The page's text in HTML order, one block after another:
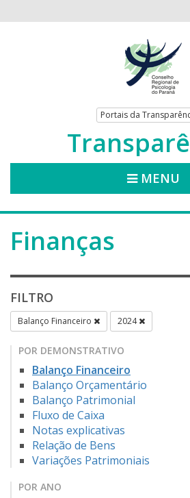
Portais da
MENU
Finanças
FILTRO
Balanço Financeiro 2024
POR DEMONSTRATIVO
Balanço Financeiro
Balanço Orçamentário
Balanço Patrimonial
Fluxo de Caixa
Notas explicativas
Relação de Bens
Variações Patrimoniais
POR ANO